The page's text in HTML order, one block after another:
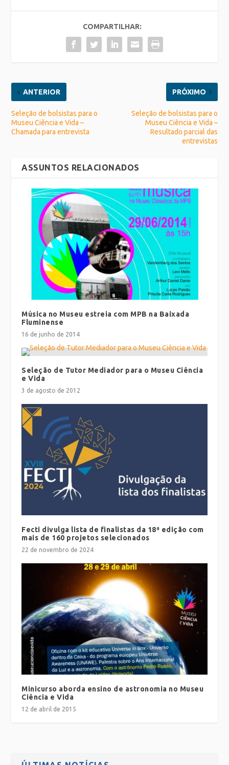
COMPARTILHAR:
ANTERIOR
Seleção de bolsistas para o
Museu Ciência e Vida –
Chamada para entrevista
PRÓXIMO
Seleção de bolsistas para o
Museu Ciência e Vida –
Resultado parcial das
entrevistas
ASSUNTOS RELACIONADOS
Música no Museu estreia com MPB na Baixada
Fluminense
16 de junho de 2014
Seleção de Tutor Mediador para o Museu Ciência
e Vida
3 de agosto de 2012
Fecti divulga lista de finalistas da 18ª edição com
mais de 160 projetos selecionados
22 de novembro de 2024
Minicurso aborda ensino de astronomia no Museu
Ciência e Vida
12 de abril de 2015